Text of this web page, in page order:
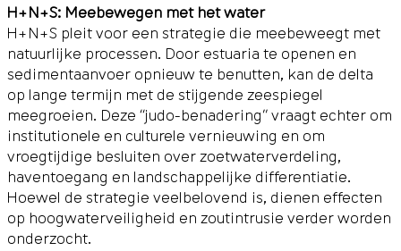
H+N+S: Meebewegen met het water
H+N+S pleit voor een strategie die meebeweegt met
natuurlijke processen. Door estuaria te openen en
sedimentaanvoer opnieuw te benutten, kan de delta
op lange termijn met de stijgende zeespiegel
meegroeien. Deze “judo-benadering” vraagt echter om
institutionele en culturele vernieuwing en om
vroegtijdige besluiten over zoetwaterverdeling,
haventoegang en landschappelijke differentiatie.
Hoewel de strategie veelbelovend is, dienen effecten
op hoogwaterveiligheid en zoutintrusie verder worden
onderzocht.